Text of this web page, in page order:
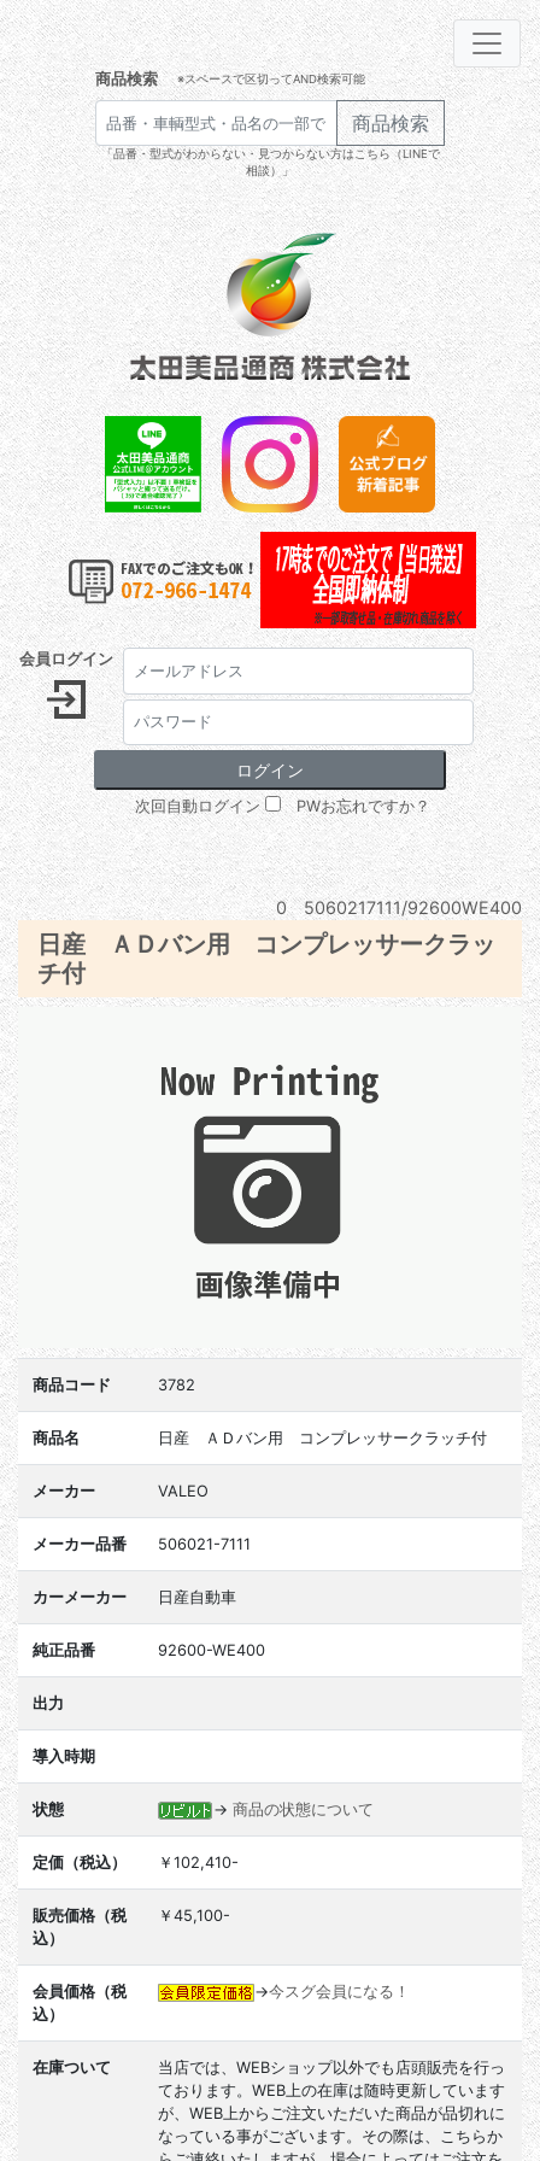
商品検索 ※スペースで区切ってAND検索可能
商品検索
「品番・型式がわからない・見つからない方はこちら（LINEで
相談）」
会員ログイン
次回自動ログイン PWお忘れですか？
0 5060217111/92600WE400
日産 ＡＤバン用 コンプレッサークラッ
チ付
商品コード 3782
商品名 日産 ＡＤバン用 コンプレッサークラッチ付
メーカー VALEO
メーカー品番 506021-7111
カーメーカー 日産自動車
純正品番 92600-WE400
出力
導入時期
状態 → 商品の状態について
定価（税込） ￥102,410-
販売価格（税
込）
￥45,100-
会員価格（税
込）
→今スグ会員になる！
在庫ついて
当店では、WEBショップ以外でも店頭販売を行っ
ております。WEB上の在庫は随時更新しています
が、WEB上からご注文いただいた商品が品切れに
なっている事がございます。その際は、こちらか